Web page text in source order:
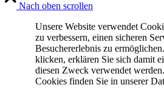
Nach oben scrollen
Unsere Website verwendet
zu verbessern, einen sicheren
Besuchererlebnis zu
klicken, erklären Sie sich damit
diesen Zweck verwendet
Cookies finden Sie in unserer